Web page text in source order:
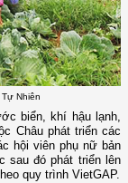
Nhiên
biển, khí hậu lạnh,
Châu phát triển các
hội viên phụ nữ bản
sau đó phát triển lên
quy trình VietGAP.